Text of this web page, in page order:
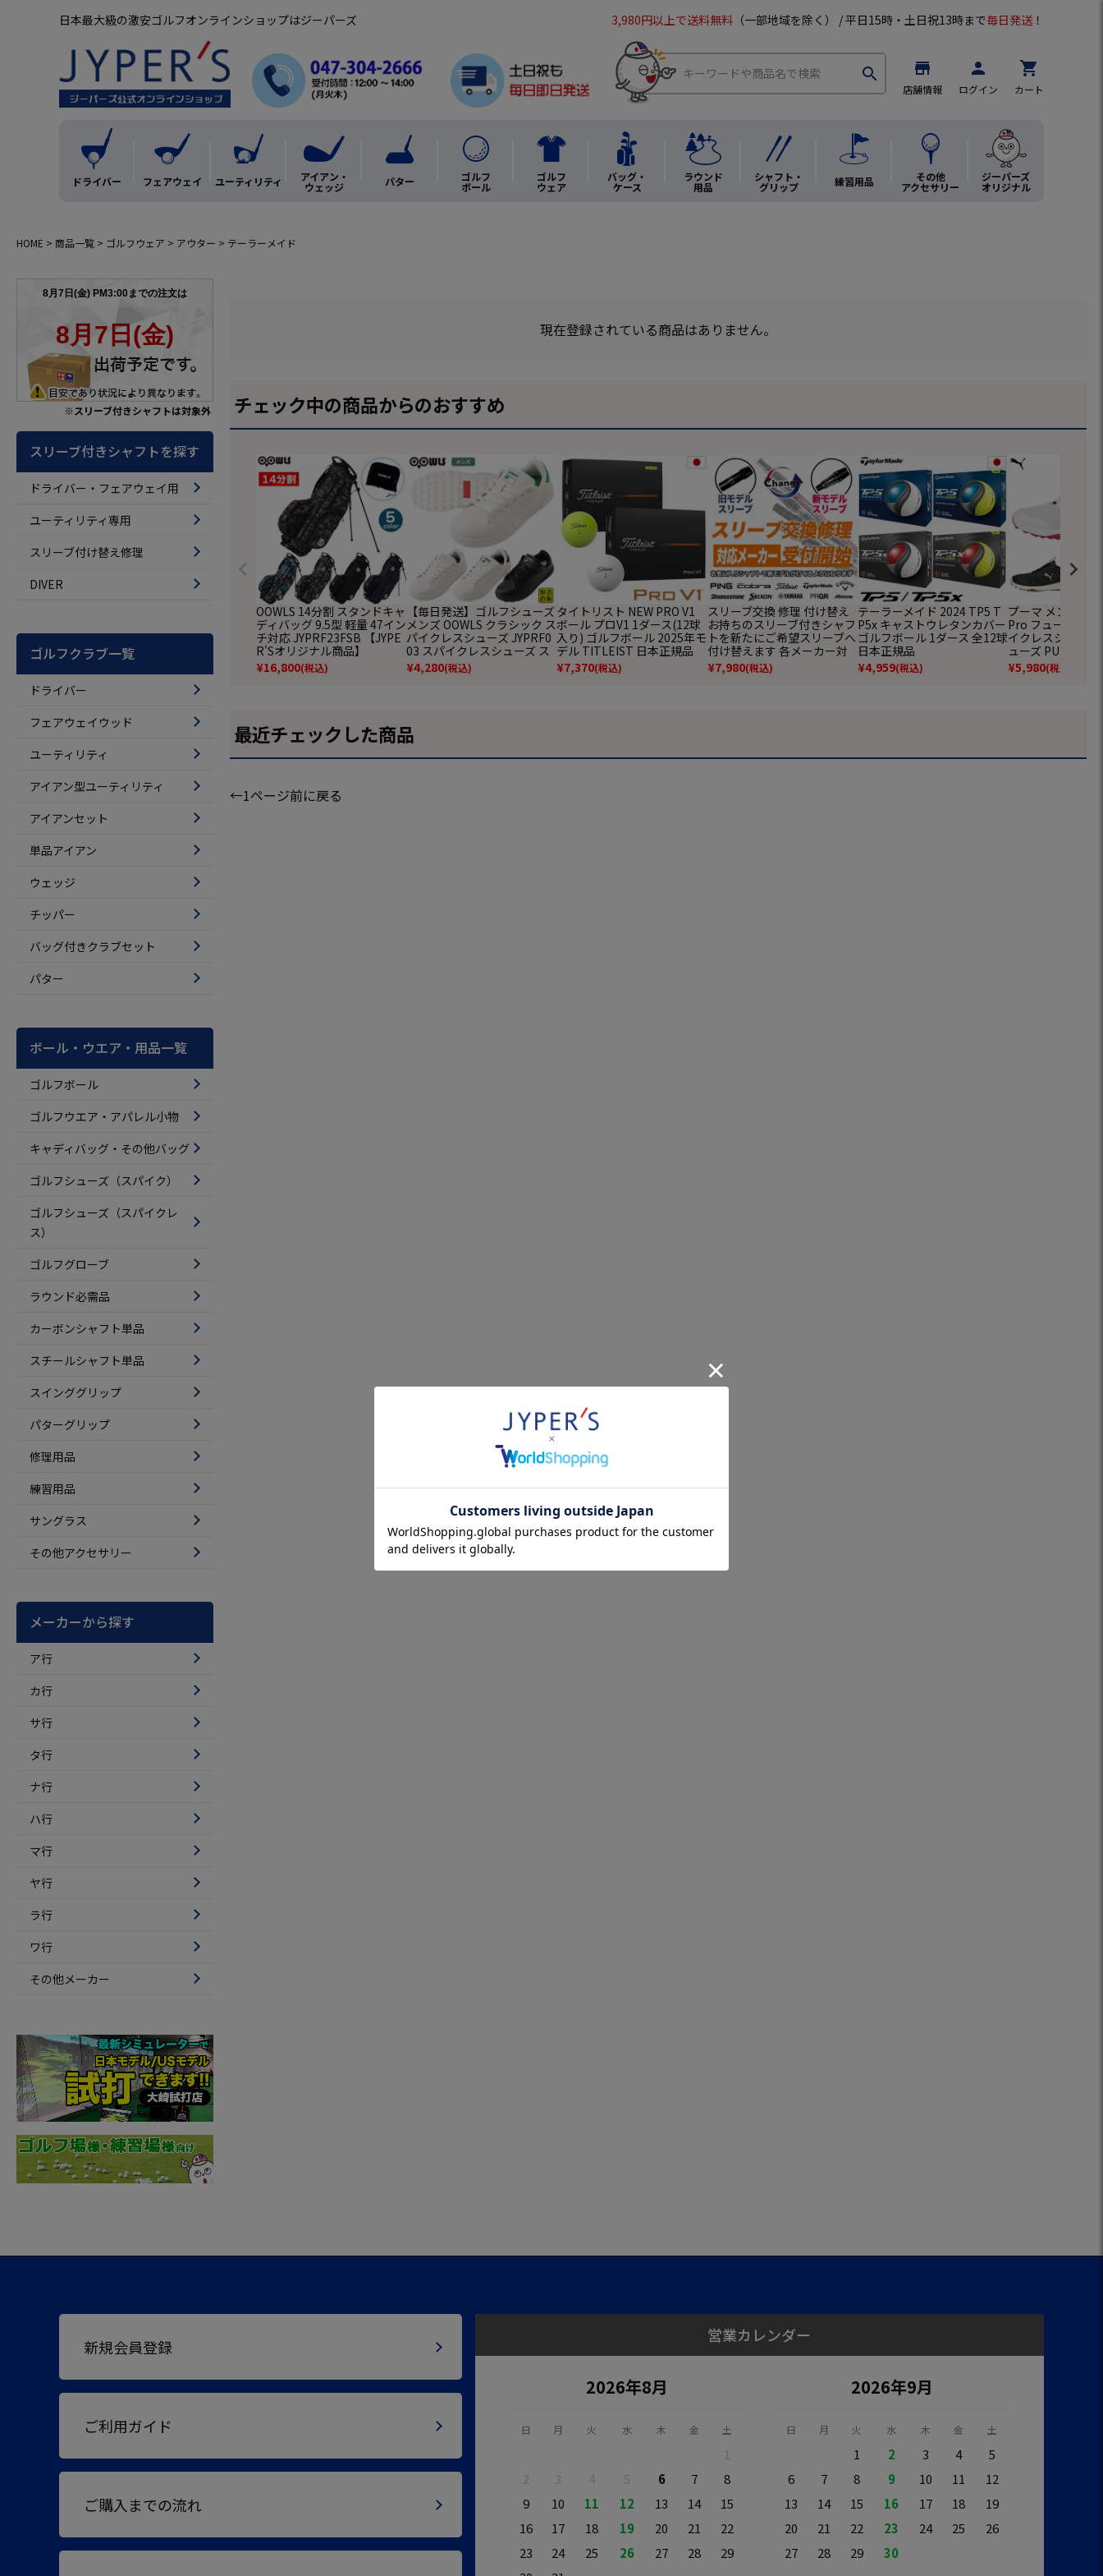
日本最大級の激安ゴルフオンラインショップはジーパーズ 3,980円以上で送料無料 （一部地域を除く） / 平日15時・土日祝13時まで毎日発送 ！
search store
店舗情報
person
ログイン
shopping_cart
カート
ドライバー フェアウェイ ユーティリティ アイアン・
ウェッジ パター ゴルフ
ボール
ゴルフ
ウェア
バッグ・
ケース
ラウンド
用品
シャフト・
グリップ 練習用品 その他
アクセサリー
ジーパーズ
オリジナル
HOME 商品一覧 ゴルフウェア アウター テーラーメイド
※スリーブ付きシャフトは対象外
スリーブ付きシャフトを探す
ドライバー・フェアウェイ用
ユーティリティ専用
スリーブ付け替え修理
DIVER
ゴルフクラブ一覧
ドライバー
フェアウェイウッド
ユーティリティ
アイアン型ユーティリティ
アイアンセット
単品アイアン
ウェッジ
チッパー
バッグ付きクラブセット
パター
ボール・ウエア・用品一覧
ゴルフボール
ゴルフウエア・アパレル小物
キャディバッグ・その他バッグ
ゴルフシューズ（スパイク）
ゴルフシューズ（スパイクレ
ス）
ゴルフグローブ
ラウンド必需品
カーボンシャフト単品
スチールシャフト単品
スインググリップ
パターグリップ
修理用品
練習用品
サングラス
その他アクセサリー
メーカーから探す
ア行
カ行
サ行
タ行
ナ行
ハ行
マ行
ヤ行
ラ行
ワ行
その他メーカー
現在登録されている商品はありません。
チェック中の商品からのおすすめ
OOWLS 14分割 スタンドキャ
ディバッグ 9.5型 軽量 47イン
チ対応 JYPRF23FSB 【JYPE
R'Sオリジナル商品】
¥16,800(税込)
【毎日発送】ゴルフシューズ
メンズ OOWLS クラシック ス
パイクレスシューズ JYPRF0
03 スパイクレスシューズ ス
パイクレス シューズ ジーパ
ーズ スニーカータイプ golf
¥4,280(税込)
タイトリスト NEW PRO V1
ボール プロV1 1ダース(12球
入り) ゴルフボール 2025年モ
デル TITLEIST 日本正規品
¥7,370(税込)
スリーブ交換 修理 付け替え
お持ちのスリーブ付きシャフ
トを新たにご希望スリーブへ
付け替えます 各メーカー対
応 ゴルフ シャフト
¥7,980(税込)
テーラーメイド 2024 TP5 T
P5x キャストウレタンカバー
ゴルフボール 1ダース 全12球
日本正規品
¥4,959(税込)
プーマ メンズ ゴ
Pro フュージョン
イクレスシューズ
ューズ PUMA
並行輸入
¥5,980(税込)
最近チェックした商品
←1ページ前に戻る
新規会員登録
ご利用ガイド
ご購入までの流れ
営業カレンダー
2026年8月
日 月 火 水 木 金 土
1
2
3 4 5 6 7
8
9
10 11 12 13 14
15
16
17 18 19 20 21
22
23
24 25 26 27 28
29
2026年9月
日 月 火 水 木 金 土
1 2 3 4
5
6
7 8 9 10 11
12
13
14 15 16 17 18
19
20
21 22 23 24 25
26
27
28 29 30